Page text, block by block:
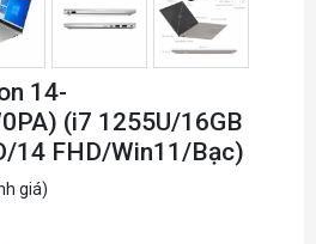
14-
(i7 1255U/16GB
14 FHD/Win11/Bạc)
giá)